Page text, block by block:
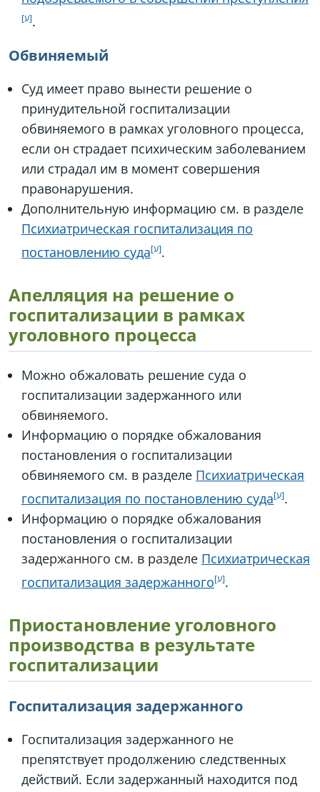
.
Обвиняемый
Суд имеет право вынести решение о
принудительной госпитализации
обвиняемого в рамках уголовного процесса,
если он страдает психическим заболеванием
или страдал им в момент совершения
правонарушения.
Дополнительную информацию см. в разделе
Психиатрическая госпитализация по
постановлению суда
.
Апелляция на решение о
госпитализации в рамках
уголовного процесса
Можно обжаловать решение суда о
госпитализации задержанного или
обвиняемого.
Информацию о порядке обжалования
постановления о госпитализации
обвиняемого см. в разделе Психиатрическая
госпитализация по постановлению суда
.
Информацию о порядке обжалования
постановления о госпитализации
задержанного см. в разделе Психиатрическая
госпитализация задержанного
.
Приостановление уголовного
производства в результате
госпитализации
Госпитализация задержанного
Госпитализация задержанного не
препятствует продолжению следственных
действий. Если задержанный находится под